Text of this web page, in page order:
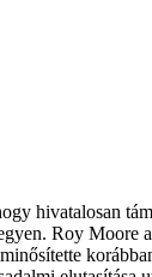
hivatalosan
Roy Moore